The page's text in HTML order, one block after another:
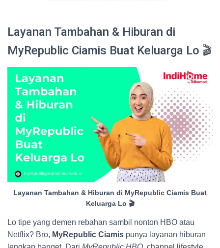
Layanan Tambahan & Hiburan di
MyRepublic Ciamis Buat Keluarga Lo 🎬
Layanan Tambahan & Hiburan di MyRepublic Ciamis Buat
Keluarga Lo 🎬
Lo tipe yang demen rebahan sambil nonton HBO atau
Netflix? Bro, MyRepublic Ciamis punya layanan hiburan